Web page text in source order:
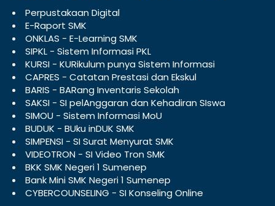
Perpustakaan Digital
E-Raport SMK
ONKLAS - E-Learning SMK
SIPKL - Sistem Informasi PKL
KURSI - KURikulum punya Sistem Informasi
CAPRES - Catatan Prestasi dan Ekskul
BARIS - BARang Inventaris Sekolah
SAKSI - SI pelAnggaran dan Kehadiran SIswa
SIMOU - Sistem Informasi MoU
BUDUK - BUku inDUK SMK
SIMPENSI - SI Surat Menyurat SMK
VIDEOTRON - SI Video Tron SMK
BKK SMK Negeri 1 Sumenep
Bank Mini SMK Negeri 1 Sumenep
CYBERCOUNSELING - SI Konseling Online